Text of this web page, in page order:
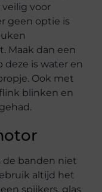
voor
geen optie is
Maak dan een
is water en
Ook met
blinken en
de banden niet
altijd het
spijkers, glas